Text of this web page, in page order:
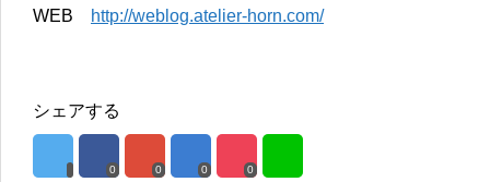
WEB http://weblog.atelier-horn.com/
シェアする
0 0 0 0